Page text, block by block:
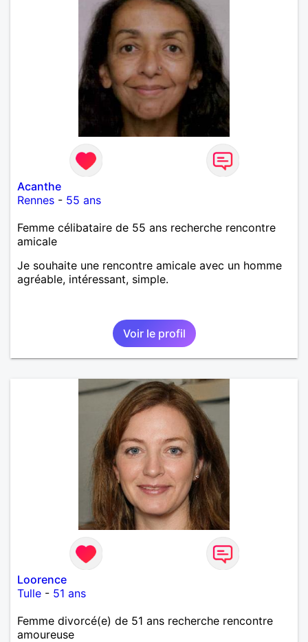
Acanthe
Rennes - 55 ans
Femme célibataire de 55 ans recherche rencontre
amicale
Je souhaite une rencontre amicale avec un homme
agréable, intéressant, simple.
Voir le profil
Loorence
Tulle - 51 ans
Femme divorcé(e) de 51 ans recherche rencontre
amoureuse